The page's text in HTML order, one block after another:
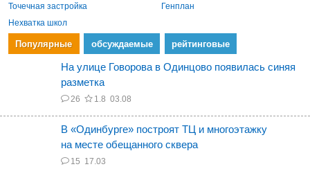
Точечная застройка
Генплан
Нехватка школ
Популярные обсуждаемые рейтинговые
На улице Говорова в Одинцово появилась синяя
разметка
26 1.8 03.08
В «Одинбурге» построят ТЦ и многоэтажку
на месте обещанного сквера
15 17.03